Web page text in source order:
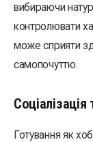
вибираючи
контролювати
може сприяти
самопочуттю.
Готування як